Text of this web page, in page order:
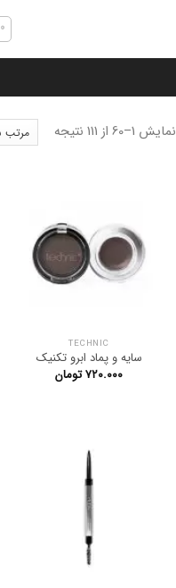
۰
نمایش 1–60 از 111 نتیجه
TECHNIC
سایه و پماد ابرو تکنیک
۷۲۰.۰۰۰تومان